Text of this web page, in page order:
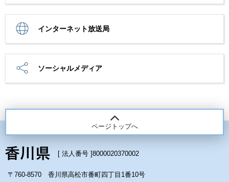
インターネット放送局
ソーシャルメディア
ページトップへ
[ 法人番号 ]8000020370002
〒760-8570 香川県高松市番町四丁目1番10号